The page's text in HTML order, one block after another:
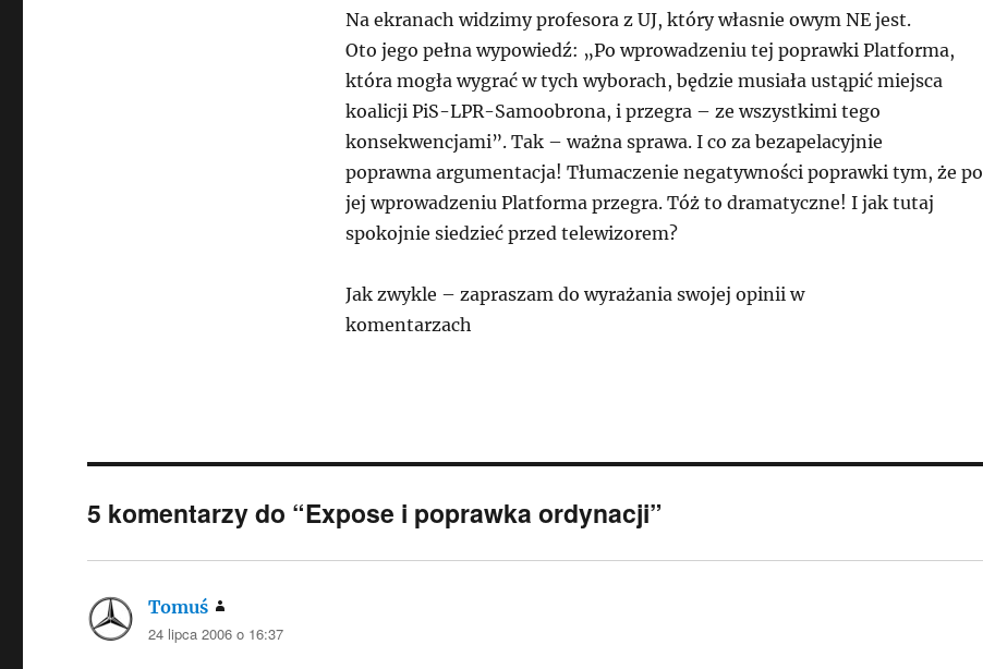
Na ekranach widzimy profesora z UJ, który własnie owym NE jest.
Oto jego pełna wypowiedź: „Po wprowadzeniu tej poprawki Platforma,
która mogła wygrać w tych wyborach, będzie musiała ustąpić miejsca
koalicji PiS-LPR-Samoobrona, i przegra – ze wszystkimi tego
konsekwencjami”. Tak – ważna sprawa. I co za bezapelacyjnie
poprawna argumentacja! Tłumaczenie negatywności poprawki tym, że po
jej wprowadzeniu Platforma przegra. Tóż to dramatyczne! I jak tutaj
spokojnie siedzieć przed telewizorem?
Jak zwykle – zapraszam do wyrażania swojej opinii w
komentarzach
5 komentarzy do “Expose i poprawka ordynacji”
Tomuś
24 lipca 2006 o 16:37